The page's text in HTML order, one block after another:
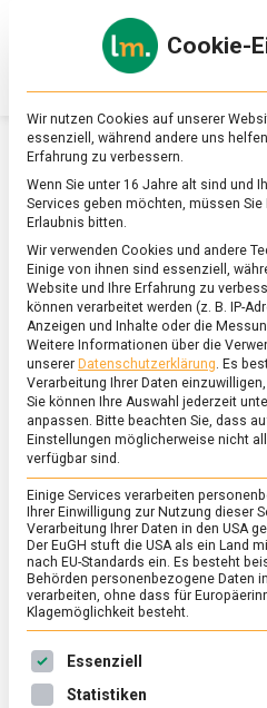
SCHLAGWORT:MANGAN
ERNÄHRUNG & GESUNDHEIT /
Tag der Mandel –
16. Februar 2022
Sie gehört zu den
echte Energiebombe und
Cookie-
Wir nutzen Cookies auf unserer
essenziell, während andere uns
Erfahrung zu verbessern.
Wenn Sie unter 16 Jahre alt sind und
Services geben möchten, müssen
Erlaubnis bitten.
Wir verwenden Cookies und andere
Einige von ihnen sind essenziell,
Website und Ihre Erfahrung zu
können verarbeitet werden (z. B. IP-
Anzeigen und Inhalte oder die
Weitere Informationen über die
unserer Datenschutzerklärung. Es
Verarbeitung Ihrer Daten
Sie können Ihre Auswahl jederzeit
anpassen. Bitte beachten Sie, dass
Einstellungen möglicherweise nicht
verfügbar sind.
Einige Services verarbeiten
Ihrer Einwilligung zur Nutzung dieser
Verarbeitung Ihrer Daten in den USA
Der EuGH stuft die USA als ein Land
nach EU-Standards ein. Es besteht
Behörden personenbezogene Daten
verarbeiten, ohne dass für
Klagemöglichkeit besteht.
Es folgt eine Liste der
Essenziell
Statistiken